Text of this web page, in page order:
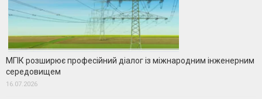
МГІК розширює професійний діалог із міжнародним інженерним
середовищем
16.07.2026